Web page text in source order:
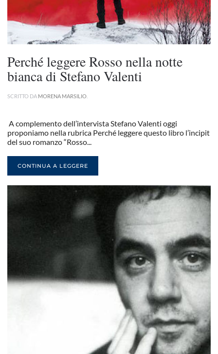
Perché leggere Rosso nella notte
bianca di Stefano Valenti
SCRITTO DA MORENA MARSILIO
A complemento dell’intervista Stefano Valenti oggi
proponiamo nella rubrica Perché leggere questo libro l’incipit
del suo romanzo “Rosso...
CONTINUA A LEGGERE